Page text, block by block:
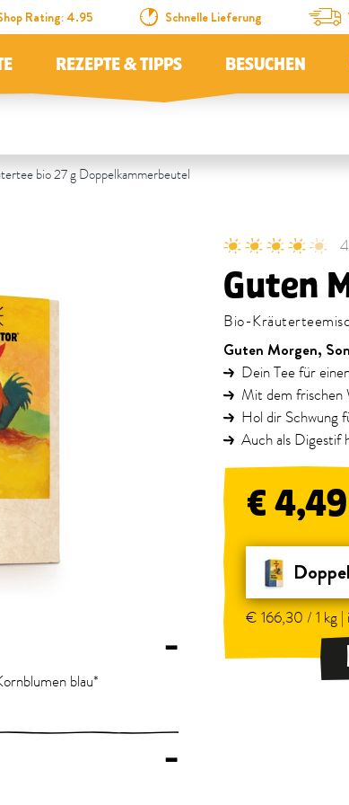
Rating: 4.95 Schnelle Lieferung
REZEPTE & TIPPS BESUCHEN
bio 27 g Doppelkammerbeutel
–
blau*
–
Guten
Bio-
Guten Morgen,
Dein Tee für
Mit dem frischen
Hol dir Schwung
Auch als Digestif
€ 4,49
€ 166,30 / 1 kg |